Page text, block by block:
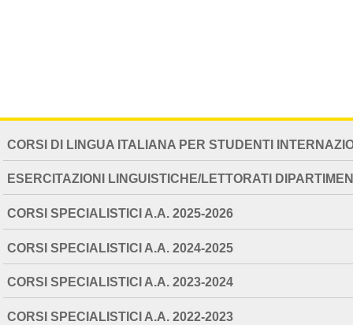
EXTENDED
CORSI DI LINGUA ITALIANA PER STUDENTI
ESERCITAZIONI LINGUISTICHE/LETTORATI
CORSI SPECIALISTICI A.A. 2025-2026
CORSI SPECIALISTICI A.A. 2024-2025
CORSI SPECIALISTICI A.A. 2023-2024
CORSI SPECIALISTICI A.A. 2022-2023